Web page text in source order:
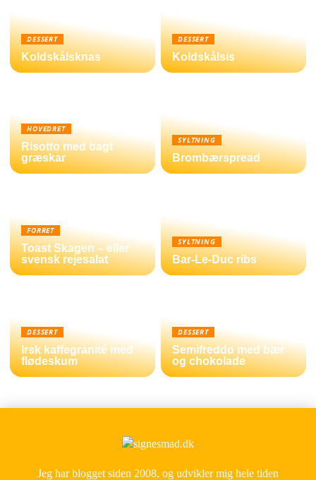
DESSERT
Koldskålsknas
DESSERT
Koldskålsis
HOVEDRET
Risotto med bagt
græskar
SYLTNING
Brombærspread
FORRET
Toast Skagen – eller
svensk rejesalat
SYLTNING
Bar-Le-Duc ribs
DESSERT
Irsk kaffegranité med
flødeskum
DESSERT
Semifreddo med bær
og chokolade
Jeg har blogget siden 2008, og udvikler mig hele tiden